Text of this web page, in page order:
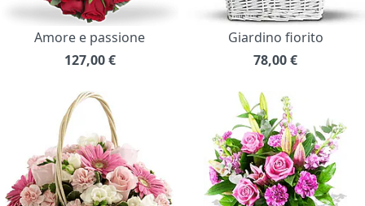
Amore e passione
127,00 €
Giardino fiorito
78,00€